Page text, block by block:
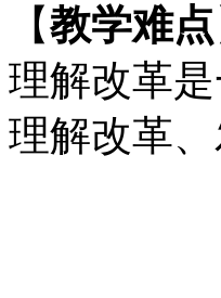
【教学难点
理解改革
理解改革